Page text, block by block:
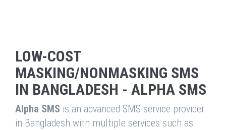
LOW-COST
MASKING/NONMASKING SMS
IN BANGLADESH - ALPHA SMS
Alpha SMS is an advanced SMS service provider
in Bangladesh with multiple services such as